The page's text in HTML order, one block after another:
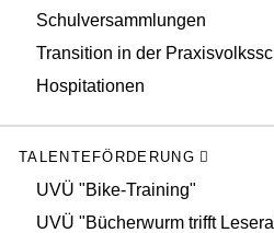
Schulversammlungen
Transition in der
Hospitationen
TALENTEFÖRDERUNG
UVÜ "Bike-Training"
UVÜ "Bücherwurm trifft